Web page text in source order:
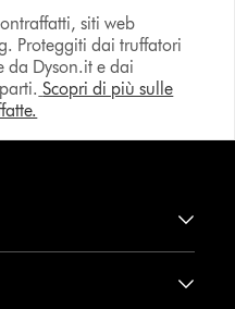
siti web
Proteggiti dai truffatori
da Dyson.it e dai
Scopri di più sulle